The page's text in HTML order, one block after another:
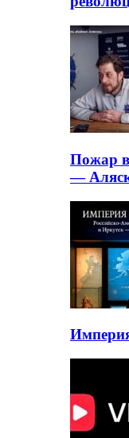
Пожар в
—